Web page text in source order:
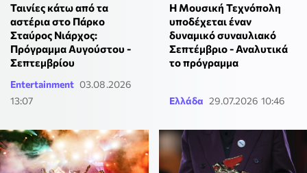
Ταινίες κάτω από τα
αστέρια στο Πάρκο
Σταύρος Νιάρχος:
Πρόγραμμα Αυγούστου -
Σεπτεμβρίου
Entertainment 03.08.2026
13:07
Η Μουσική Τεχνόπολη
υποδέχεται έναν
δυναμικό συναυλιακό
Σεπτέμβριο - Αναλυτικά
το πρόγραμμα
Ελλάδα 29.07.2026 10:46